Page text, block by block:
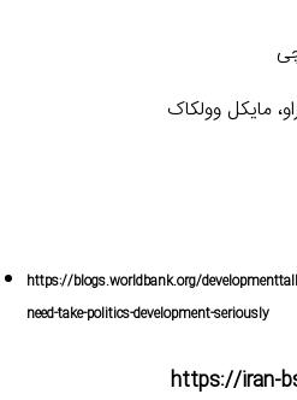
مایکل وولکاک
https://blogs.worldbank.org/
need-take-politics-development-seriously